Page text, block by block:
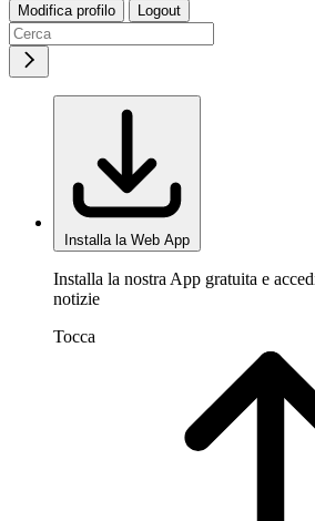
Modifica profilo Logout
Installa la Web App
Installa la nostra App gratuita e
notizie
Tocca